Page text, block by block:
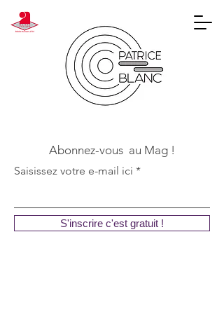
Abonnez-vous au Mag !
Saisissez votre e-mail ici
S'inscrire c'est gratuit !